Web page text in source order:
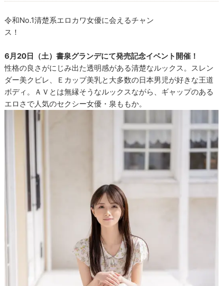
令和No.1清楚系エロカワ女優に会えるチャン
ス！
6月20日（土）書泉グランデにて発売記念イベント開催！
性格の良さがにじみ出た透明感がある清楚なルックス。スレン
ダー美クビレ、Ｅカップ美乳と大多数の日本男児が好きな王道
ボディ。ＡＶとは無縁そうなルックスながら、ギャップのある
エロさで人気のセクシー女優・泉ももか。